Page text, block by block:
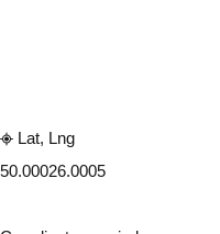
Lat, Lng
50.00026.0005